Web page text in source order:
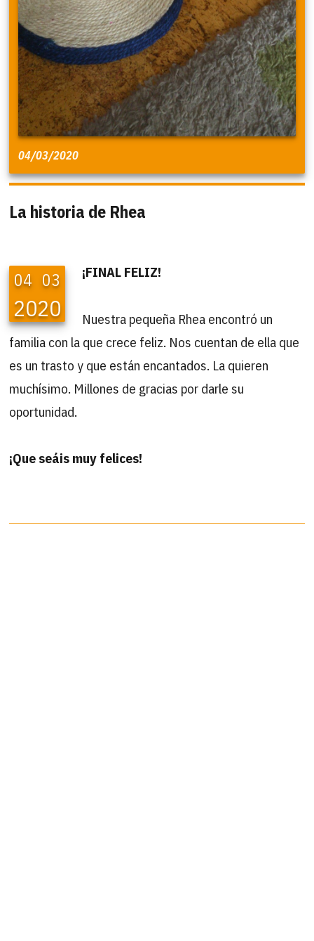
04/03/2020
La historia de Rhea
04 03
2020
¡FINAL FELIZ!
Nuestra pequeña Rhea encontró un
familia con la que crece feliz. Nos cuentan de ella que
es un trasto y que están encantados. La quieren
muchísimo. Millones de gracias por darle su
oportunidad.
¡Que seáis muy felices!